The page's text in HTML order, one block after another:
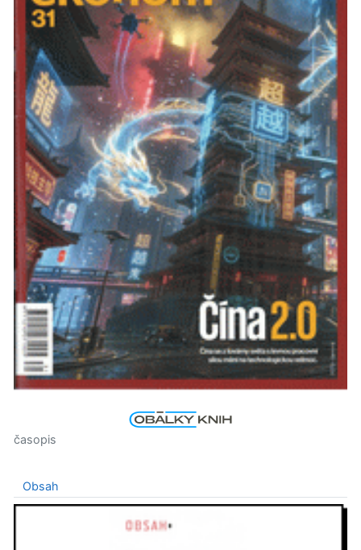
časopis
Obsah